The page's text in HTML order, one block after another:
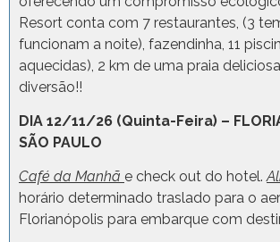
Resort conta com 7 restaurantes, (3
funcionam a noite), fazendinha, 11
aquecidas), 2 km de uma praia
diversão!!
DIA 12/11/26 (Quinta-Feira) –
SÃO PAULO
Café da Manhã e check out do hotel.
horário determinado traslado para o
Florianópolis para embarque com